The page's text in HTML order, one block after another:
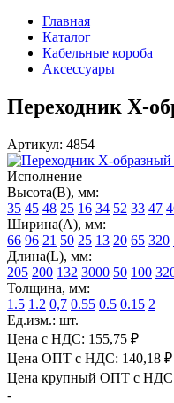
Главная
Каталог
Кабельные короба
Аксессуары
Переходник Х-
Артикул: 4854
Исполнение
Высота(В), мм:
35 45 48 25 16 34 52 33 47
Ширина(А), мм:
66 96 21 50 25 13 20 65 320
Длина(L), мм:
205 200 132 3000 50 100
Толщина, мм:
1.5 1.2 0,7 0.55 0.5 0.15 2
Ед.изм.: шт.
Цена с НДС: 155,75 ₽
Цена ОПТ с НДС: 140,18 ₽
Цена крупный ОПТ с
-